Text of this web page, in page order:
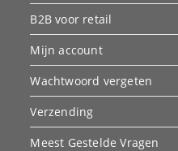
B2B voor retail
Mijn account
Wachtwoord vergeten
Verzending
Meest Gestelde Vragen